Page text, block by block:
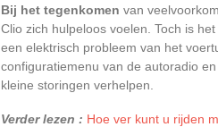
Bij het tegenkomen van
Clio zich hulpeloos voelen. Toch is het
een elektrisch probleem van het
configuratiemenu van de autoradio
kleine storingen verhelpen.
Verder lezen : Hoe ver kunt u rijden